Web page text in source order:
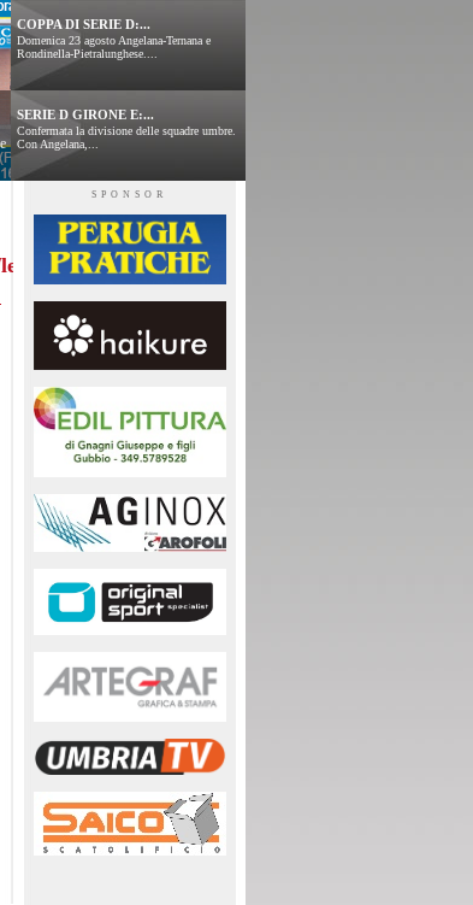
COPPA DI SERIE D:...
Domenica 23 agosto Angelana-Ternana e
Rondinella-Pietralunghese....
SERIE D GIRONE E:...
Confermata la divisione delle squadre umbre.
Con Angelana,...
SPONSOR